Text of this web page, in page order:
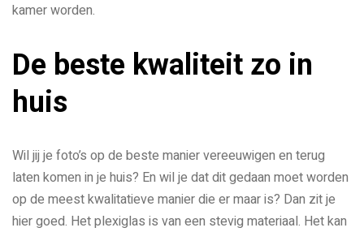
kamer worden.
De beste kwaliteit zo in
huis
Wil jij je foto’s op de beste manier vereeuwigen en terug
laten komen in je huis? En wil je dat dit gedaan moet worden
op de meest kwalitatieve manier die er maar is? Dan zit je
hier goed. Het plexiglas is van een stevig materiaal. Het kan